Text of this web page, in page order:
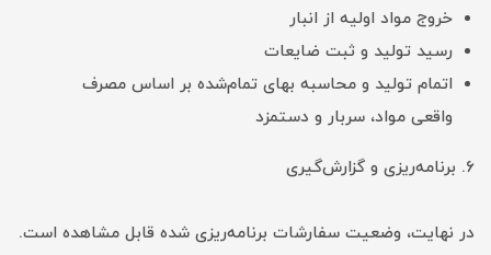
خروج مواد اولیه از انبار
رسید تولید و ثبت ضایعات
اتمام تولید و محاسبه بهای تمام‌شده بر اساس مصرف
واقعی مواد، سربار و دستمزد
۶. برنامه‌ریزی و گزارش‌گیری
در نهایت، وضعیت سفارشات برنامه‌ریزی شده قابل مشاهده است.